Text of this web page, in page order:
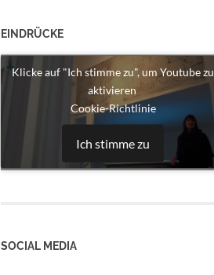
EINDRÜCKE
Klicke auf "Ich stimme zu", um Youtube zu
aktivieren
Cookie-Richtlinie
Ich stimme zu
SOCIAL MEDIA